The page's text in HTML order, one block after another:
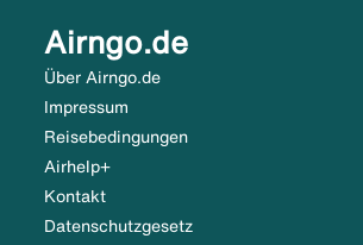
Airngo.de
Über Airngo.de
Impressum
Reisebedingungen
Airhelp+
Kontakt
Datenschutzgesetz